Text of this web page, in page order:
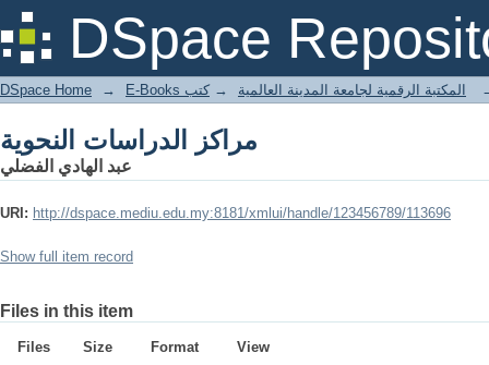
DSpace
مراكز الدراسات النحوية
DSpace Home → E-Books المكتبة الرقمية لجامعة المدينة العالمية → كتب
مراكز الدراسات النحوية
عبد الهادي الفضلي
URI: http://dspace.mediu.edu.my:8181/xmlui/handle/123456789/113696
Show full item record
Files in this item
Files Size Format
View